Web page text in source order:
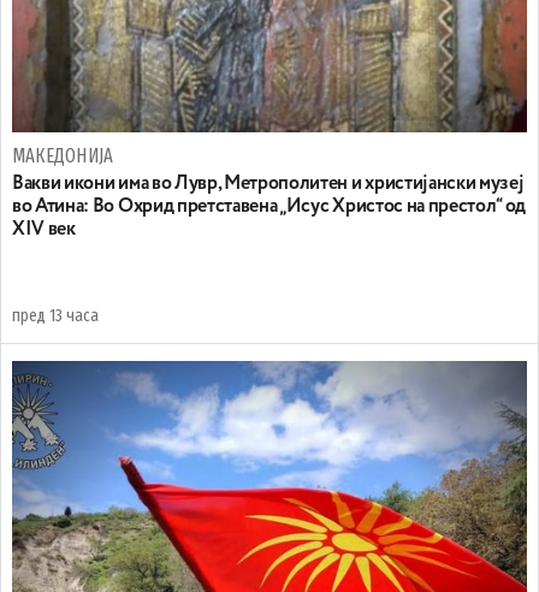
МАКЕДОНИЈА
Вакви икони има во Лувр, Метрополитен и христијански музеј
во Атина: Во Охрид претставена „Исус Христос на престол“ од
XIV век
пред 13 часа